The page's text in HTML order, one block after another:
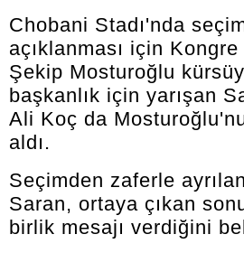
Chobani Stadı'nda
açıklanması için
Şekip Mosturoğlu
başkanlık için yarışan
Ali Koç da
aldı.
Seçimden zaferle
Saran, ortaya çıkan
birlik mesajı verdiğini